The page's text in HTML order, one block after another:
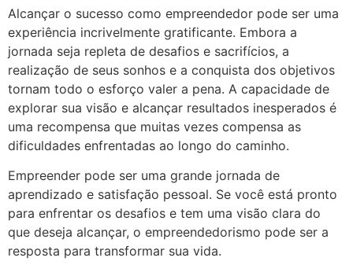
Alcançar o sucesso como empreendedor pode ser uma
experiência incrivelmente gratificante. Embora a
jornada seja repleta de desafios e sacrifícios, a
realização de seus sonhos e a conquista dos objetivos
tornam todo o esforço valer a pena. A capacidade de
explorar sua visão e alcançar resultados inesperados é
uma recompensa que muitas vezes compensa as
dificuldades enfrentadas ao longo do caminho.
Empreender pode ser uma grande jornada de
aprendizado e satisfação pessoal. Se você está pronto
para enfrentar os desafios e tem uma visão clara do
que deseja alcançar, o empreendedorismo pode ser a
resposta para transformar sua vida.